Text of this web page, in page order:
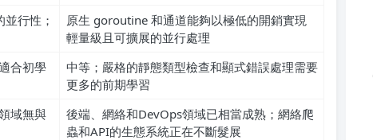
行性；
原生 goroutine 和通道能夠以極低的開銷實現
輕量級且可擴展的並行處理
合初學
中等；嚴格的靜態類型檢查和顯式錯誤處理需要
更多的前期學習
域無與
後端、網絡和DevOps領域已相當成熟；網絡爬
蟲和API的生態系統正在不斷髮展